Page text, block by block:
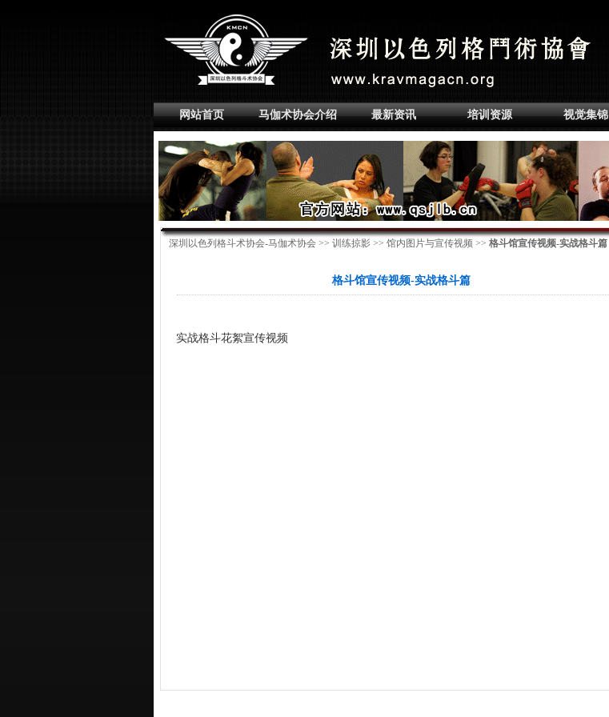
网站首页 马伽术协会介绍 最新资讯 培训资源 视觉集锦
深圳以色列格斗术协会-马伽术协会 >> 训练掠影 >> 馆内图片与宣传视频 >> 格斗馆宣传视频-实战格斗篇
格斗馆宣传视频-实战格斗篇
实战格斗花絮宣传视频